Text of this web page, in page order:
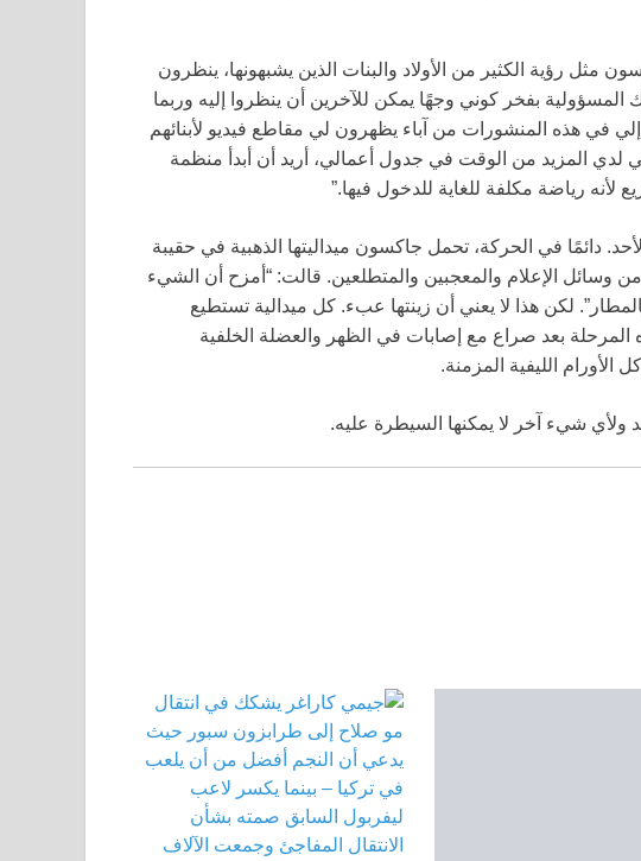
رؤية الكثير من الأولاد والبنات الذين يشبهونها، ينظرون
المسؤولية بفخر كوني وجهًا يمكن للآخرين أن ينظروا إليه وربما
في هذه المنشورات من آباء يظهرون لي مقاطع فيديو لأبنائهم
لدي المزيد من الوقت في جدول أعمالي، أريد أن أبدأ منظمة
لأنه رياضة مكلفة للغاية للدخول فيها.”
دائمًا في الحركة، تحمل جاكسون ميداليتها الذهبية في حقيبة
الإعلام والمعجبين والمتطلعين. قالت: “أمزح أن الشيء
لكن هذا لا يعني أن زينتها عبء. كل ميدالية تستطيع
بعد صراع مع إصابات في الظهر والعضلة الخلفية
ولأي شيء آخر لا يمكنها السيطرة عليه.